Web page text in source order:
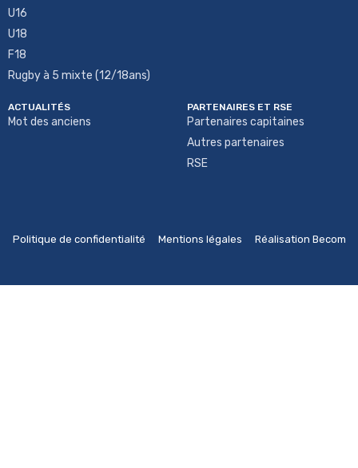
U16
U18
F18
Rugby à 5 mixte (12/18ans)
ACTUALITÉS
Mot des anciens
PARTENAIRES ET RSE
Partenaires capitaines
Autres partenaires
RSE
Politique de confidentialité Mentions légales Réalisation Becom